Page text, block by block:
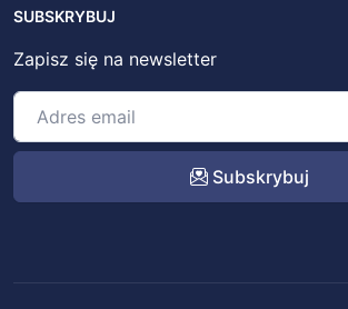
SUBSKRYBUJ
Zapisz się na newsletter
Subskrybuj